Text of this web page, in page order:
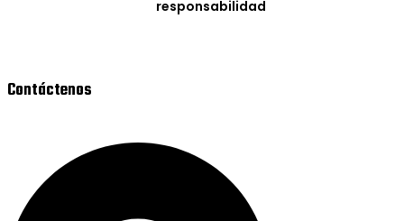
responsabilidad
Contáctenos